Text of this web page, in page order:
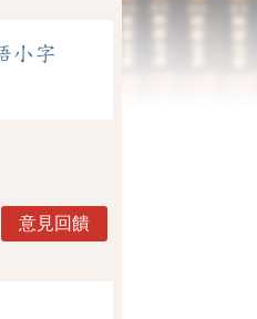
小字
意見回饋